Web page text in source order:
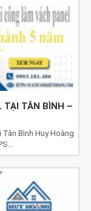
TẠI TÂN BÌNH –
Bình Huy Hoàng